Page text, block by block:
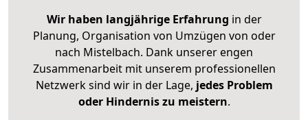
Wir haben langjährige Erfahrung in der
Planung, Organisation von Umzügen von oder
nach Mistelbach. Dank unserer engen
Zusammenarbeit mit unserem professionellen
Netzwerk sind wir in der Lage, jedes Problem
oder Hindernis zu meistern.